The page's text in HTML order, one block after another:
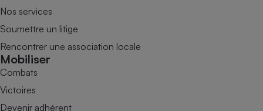
Nos services
Soumettre un litige
Rencontrer une association locale
Mobiliser
Combats
Victoires
Devenir adhérent